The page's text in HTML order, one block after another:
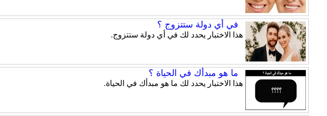
في أي دولة ستتزوج ؟
هذا الاختبار يحدد لك في أي دولة ستتزوج.
ما هو مبدأك في الحياة ؟
هذا الاختبار يحدد لك ما هو مبدأك في الحياة.